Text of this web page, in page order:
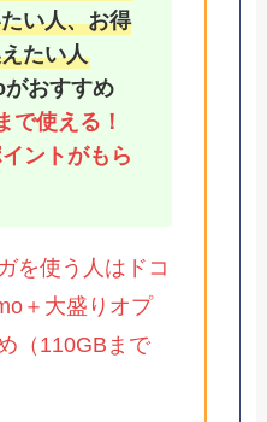
い人、お得
たい人
おすすめ
で使える！
ントがもら
を使う人はドコ
＋大盛りオプ
（110GBまで